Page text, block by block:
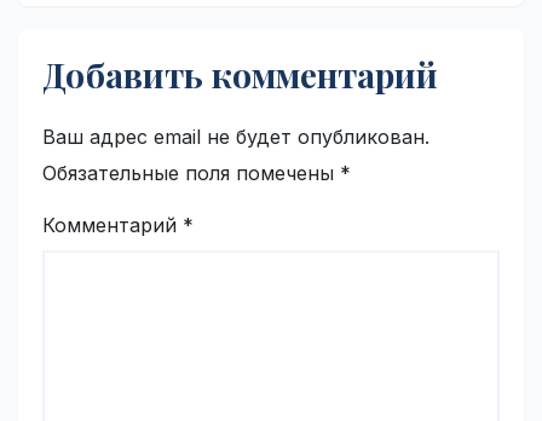
Добавить комментарий
Ваш адрес email не будет опубликован.
Обязательные поля помечены *
Комментарий *